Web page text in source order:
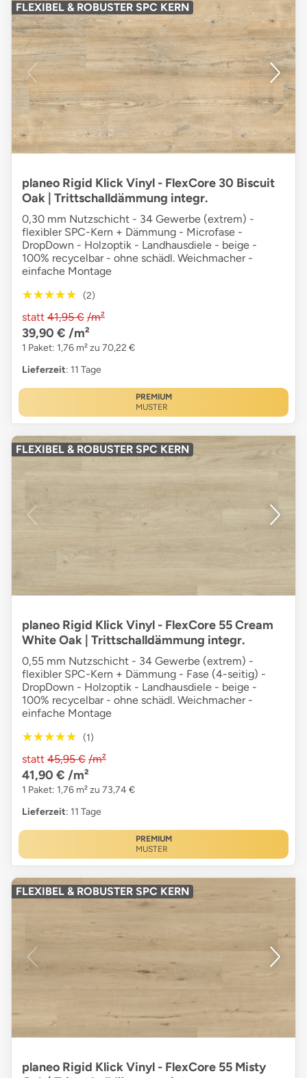
FLEXIBEL & ROBUSTER SPC KERN
planeo Rigid Klick Vinyl - FlexCore 30 Biscuit
Oak | Trittschalldämmung integr.
0,30 mm Nutzschicht - 34 Gewerbe (extrem) -
flexibler SPC-Kern + Dämmung - Microfase -
DropDown - Holzoptik - Landhausdiele - beige -
100% recycelbar - ohne schädl. Weichmacher -
einfache Montage
★★★★★
★★★★★ (2)
statt 41,95 € /m²
39,90 € /m²
1 Paket: 1,76 m² zu 70,22 €
Lieferzeit: 11 Tage
PREMIUM
MUSTER
FLEXIBEL & ROBUSTER SPC KERN
planeo Rigid Klick Vinyl - FlexCore 55 Cream
White Oak | Trittschalldämmung integr.
0,55 mm Nutzschicht - 34 Gewerbe (extrem) -
flexibler SPC-Kern + Dämmung - Fase (4-seitig) -
DropDown - Holzoptik - Landhausdiele - beige -
100% recycelbar - ohne schädl. Weichmacher -
einfache Montage
★★★★★
★★★★★ (1)
statt 45,95 € /m²
41,90 € /m²
1 Paket: 1,76 m² zu 73,74 €
Lieferzeit: 11 Tage
PREMIUM
MUSTER
FLEXIBEL & ROBUSTER SPC KERN
planeo Rigid Klick Vinyl - FlexCore 55 Misty